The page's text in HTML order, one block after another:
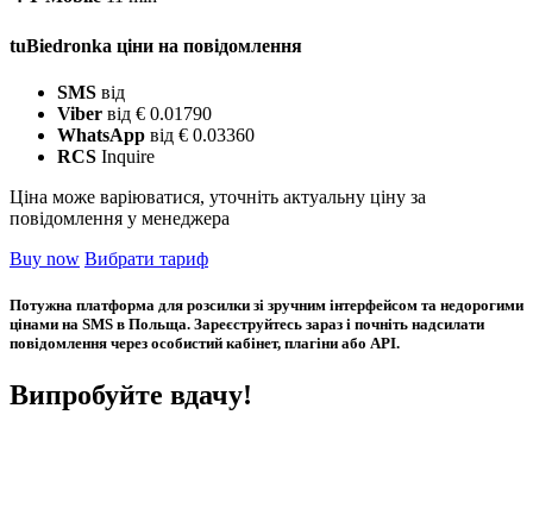
tuBiedronka ціни на повідомлення
SMS від
Viber від € 0.01790
WhatsApp від € 0.03360
RCS Inquire
Ціна може варіюватися, уточніть актуальну ціну за
повідомлення у менеджера
Buy now Вибрати тариф
Потужна платформа для розсилки зі зручним інтерфейсом та недорогими
цінами на SMS в Польща. Зареєструйтесь зараз і почніть надсилати
повідомлення через особистий кабінет, плагіни або API.
Випробуйте вдачу!